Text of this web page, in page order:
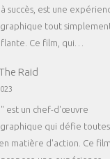
succès, est une
tout
Ce film, qui…
Raid
est un chef-d'œuvre
qui défie
matière d'action. Ce film